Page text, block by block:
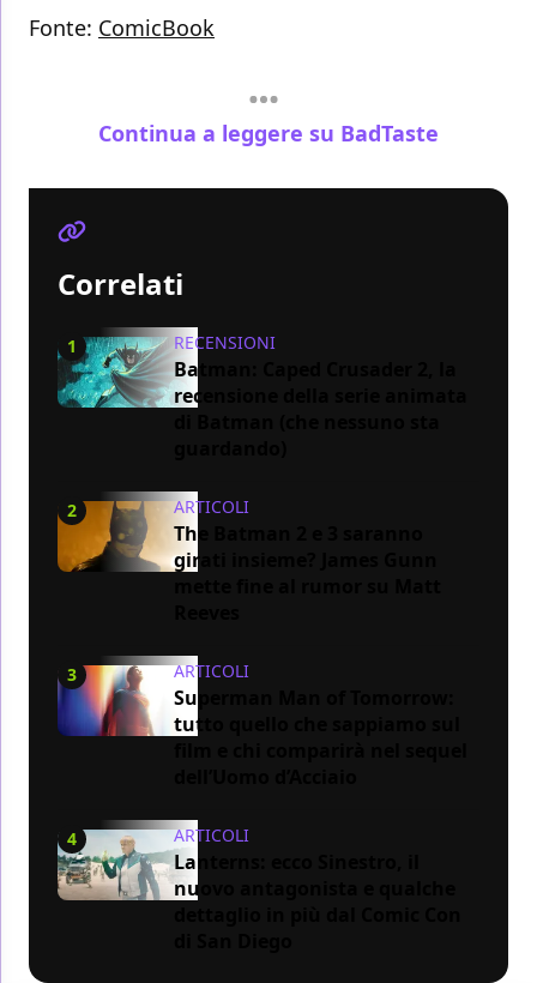
Fonte: ComicBook
Continua a leggere su BadTaste
Correlati
1 RECENSIONI
Batman: Caped Crusader 2, la
recensione della serie animata
2 ARTICOLI
The Batman 2 e 3 saranno
girati insieme? James Gunn
3 ARTICOLI
Superman Man of Tomorrow:
tutto quello che sappiamo sul
4 ARTICOLI
Lanterns: ecco Sinestro, il
nuovo antagonista e qualche